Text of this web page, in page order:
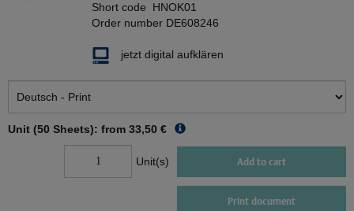
Short code HNOK01
Order number DE608246
jetzt digital aufklären
Unit (50 Sheets): from 33,50 €
Unit(s) Add to cart
Print document